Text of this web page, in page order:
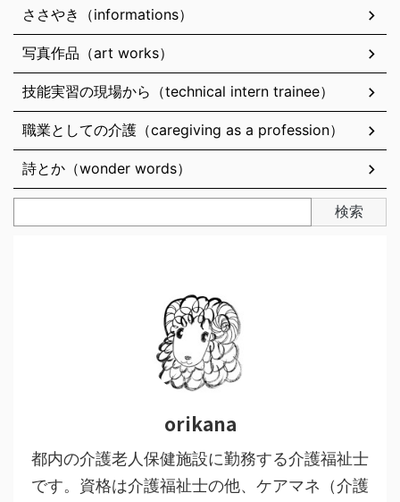
ささやき（informations）
写真作品（art works）
技能実習の現場から（technical intern trainee）
職業としての介護（caregiving as a profession）
詩とか（wonder words）
検索
orikana
都内の介護老人保健施設に勤務する介護福祉士
です。資格は介護福祉士の他、ケアマネ（介護